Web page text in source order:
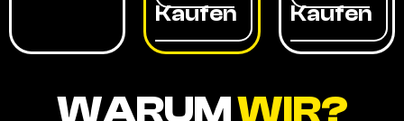
Kaufen
Kaufen
WARUMWIR?